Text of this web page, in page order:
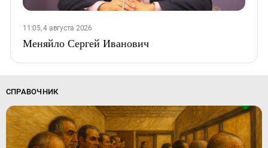
11:05, 4 августа 2026
Меняйло Сергей Иванович
СПРАВОЧНИК